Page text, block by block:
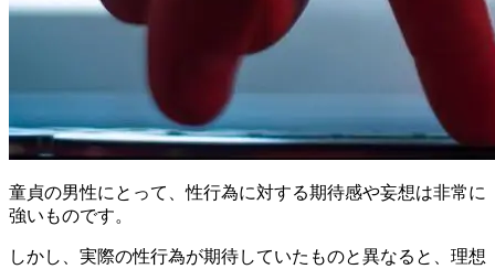
童貞の男性にとって、性行為に対する期待感や妄想は非常に
強いものです。
しかし、実際の性行為が期待していたものと異なると、理想